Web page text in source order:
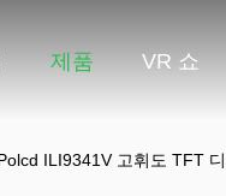
제품 VR 쇼
ILI9341V 고휘도 TFT